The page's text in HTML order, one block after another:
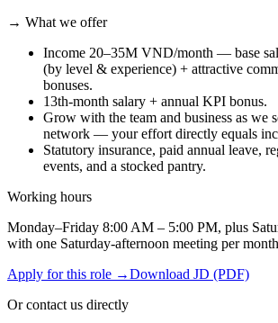
→ What we offer
Income 20–35M VND/month — base
(by level & experience) + attractive
bonuses.
13th-month salary + annual KPI bonus.
Grow with the team and business as we
network — your effort directly equals
Statutory insurance, paid annual leave,
events, and a stocked pantry.
Working hours
Monday–Friday 8:00 AM – 5:00 PM, plus
with one Saturday-afternoon meeting per
Apply for this role →Download JD (PDF)
Or contact us directly